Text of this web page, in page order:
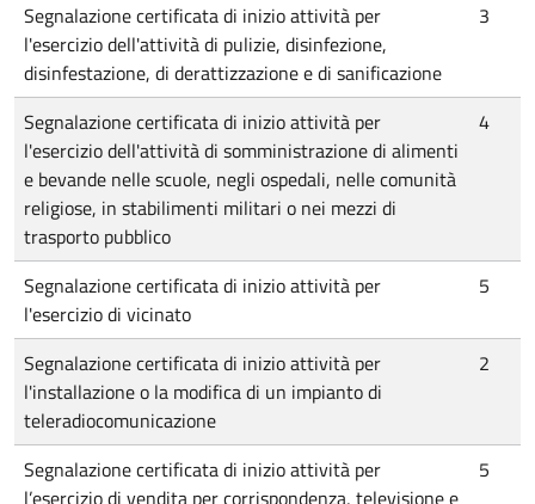
Segnalazione certificata di inizio attività per
l'esercizio dell'attività di pulizie, disinfezione,
disinfestazione, di derattizzazione e di sanificazione
3
Segnalazione certificata di inizio attività per
l'esercizio dell'attività di somministrazione di alimenti
e bevande nelle scuole, negli ospedali, nelle comunità
religiose, in stabilimenti militari o nei mezzi di
trasporto pubblico
4
Segnalazione certificata di inizio attività per
l'esercizio di vicinato
5
Segnalazione certificata di inizio attività per
l'installazione o la modifica di un impianto di
teleradiocomunicazione
2
Segnalazione certificata di inizio attività per
l’esercizio di vendita per corrispondenza, televisione e
5